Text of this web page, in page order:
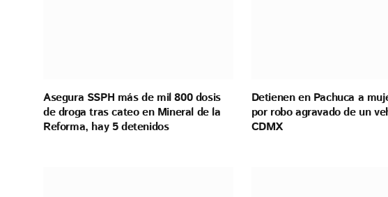
Asegura SSPH más de mil 800 dosis
de droga tras cateo en Mineral de la
Reforma, hay 5 detenidos
Detienen en Pachuca a
por robo agravado de un
CDMX